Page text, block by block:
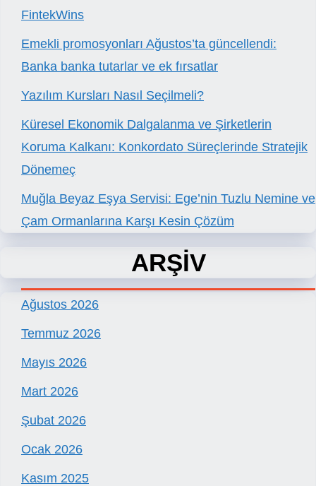
FintekWins
Emekli promosyonları Ağustos’ta güncellendi:
Banka banka tutarlar ve ek fırsatlar
Yazılım Kursları Nasıl Seçilmeli?
Küresel Ekonomik Dalgalanma ve Şirketlerin
Koruma Kalkanı: Konkordato Süreçlerinde Stratejik
Dönemeç
Muğla Beyaz Eşya Servisi: Ege’nin Tuzlu Nemine ve
Çam Ormanlarına Karşı Kesin Çözüm
ARŞİV
Ağustos 2026
Temmuz 2026
Mayıs 2026
Mart 2026
Şubat 2026
Ocak 2026
Kasım 2025